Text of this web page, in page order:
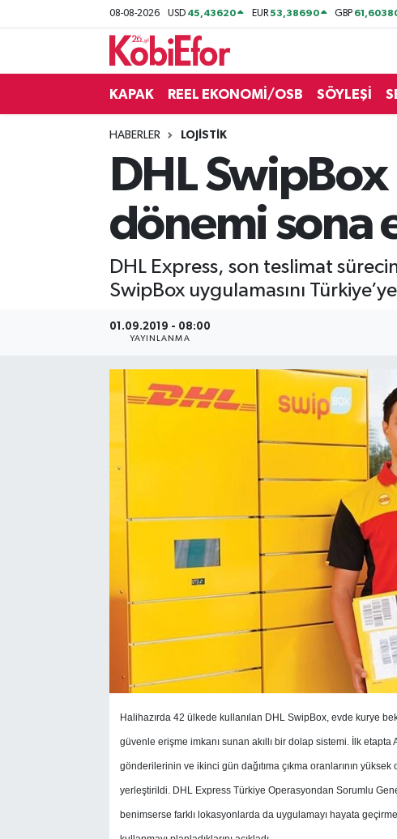
08-08-2026 USD 45,43620 EUR53,38690 GBP
KAPAK REEL EKONOMİ/OSB SÖYLEŞİ
HABERLER LOJİSTİK
DHL
dönemi sona
DHL Express, son teslimat
SwipBox uygulamasını Türkiye’ye
01.09.2019 - 08:00
YAYINLANMA
Halihazırda 42 ülkede kullanılan DHL SwipBox, evde kurye
güvenle erişme imkanı sunan akıllı bir dolap sistemi. İlk etapta
gönderilerinin ve ikinci gün dağıtıma çıkma oranlarının
yerleştirildi. DHL Express Türkiye Operasyondan Sorumlu
benimserse farklı lokasyonlarda da uygulamayı hayata
BİLİŞİM PANO